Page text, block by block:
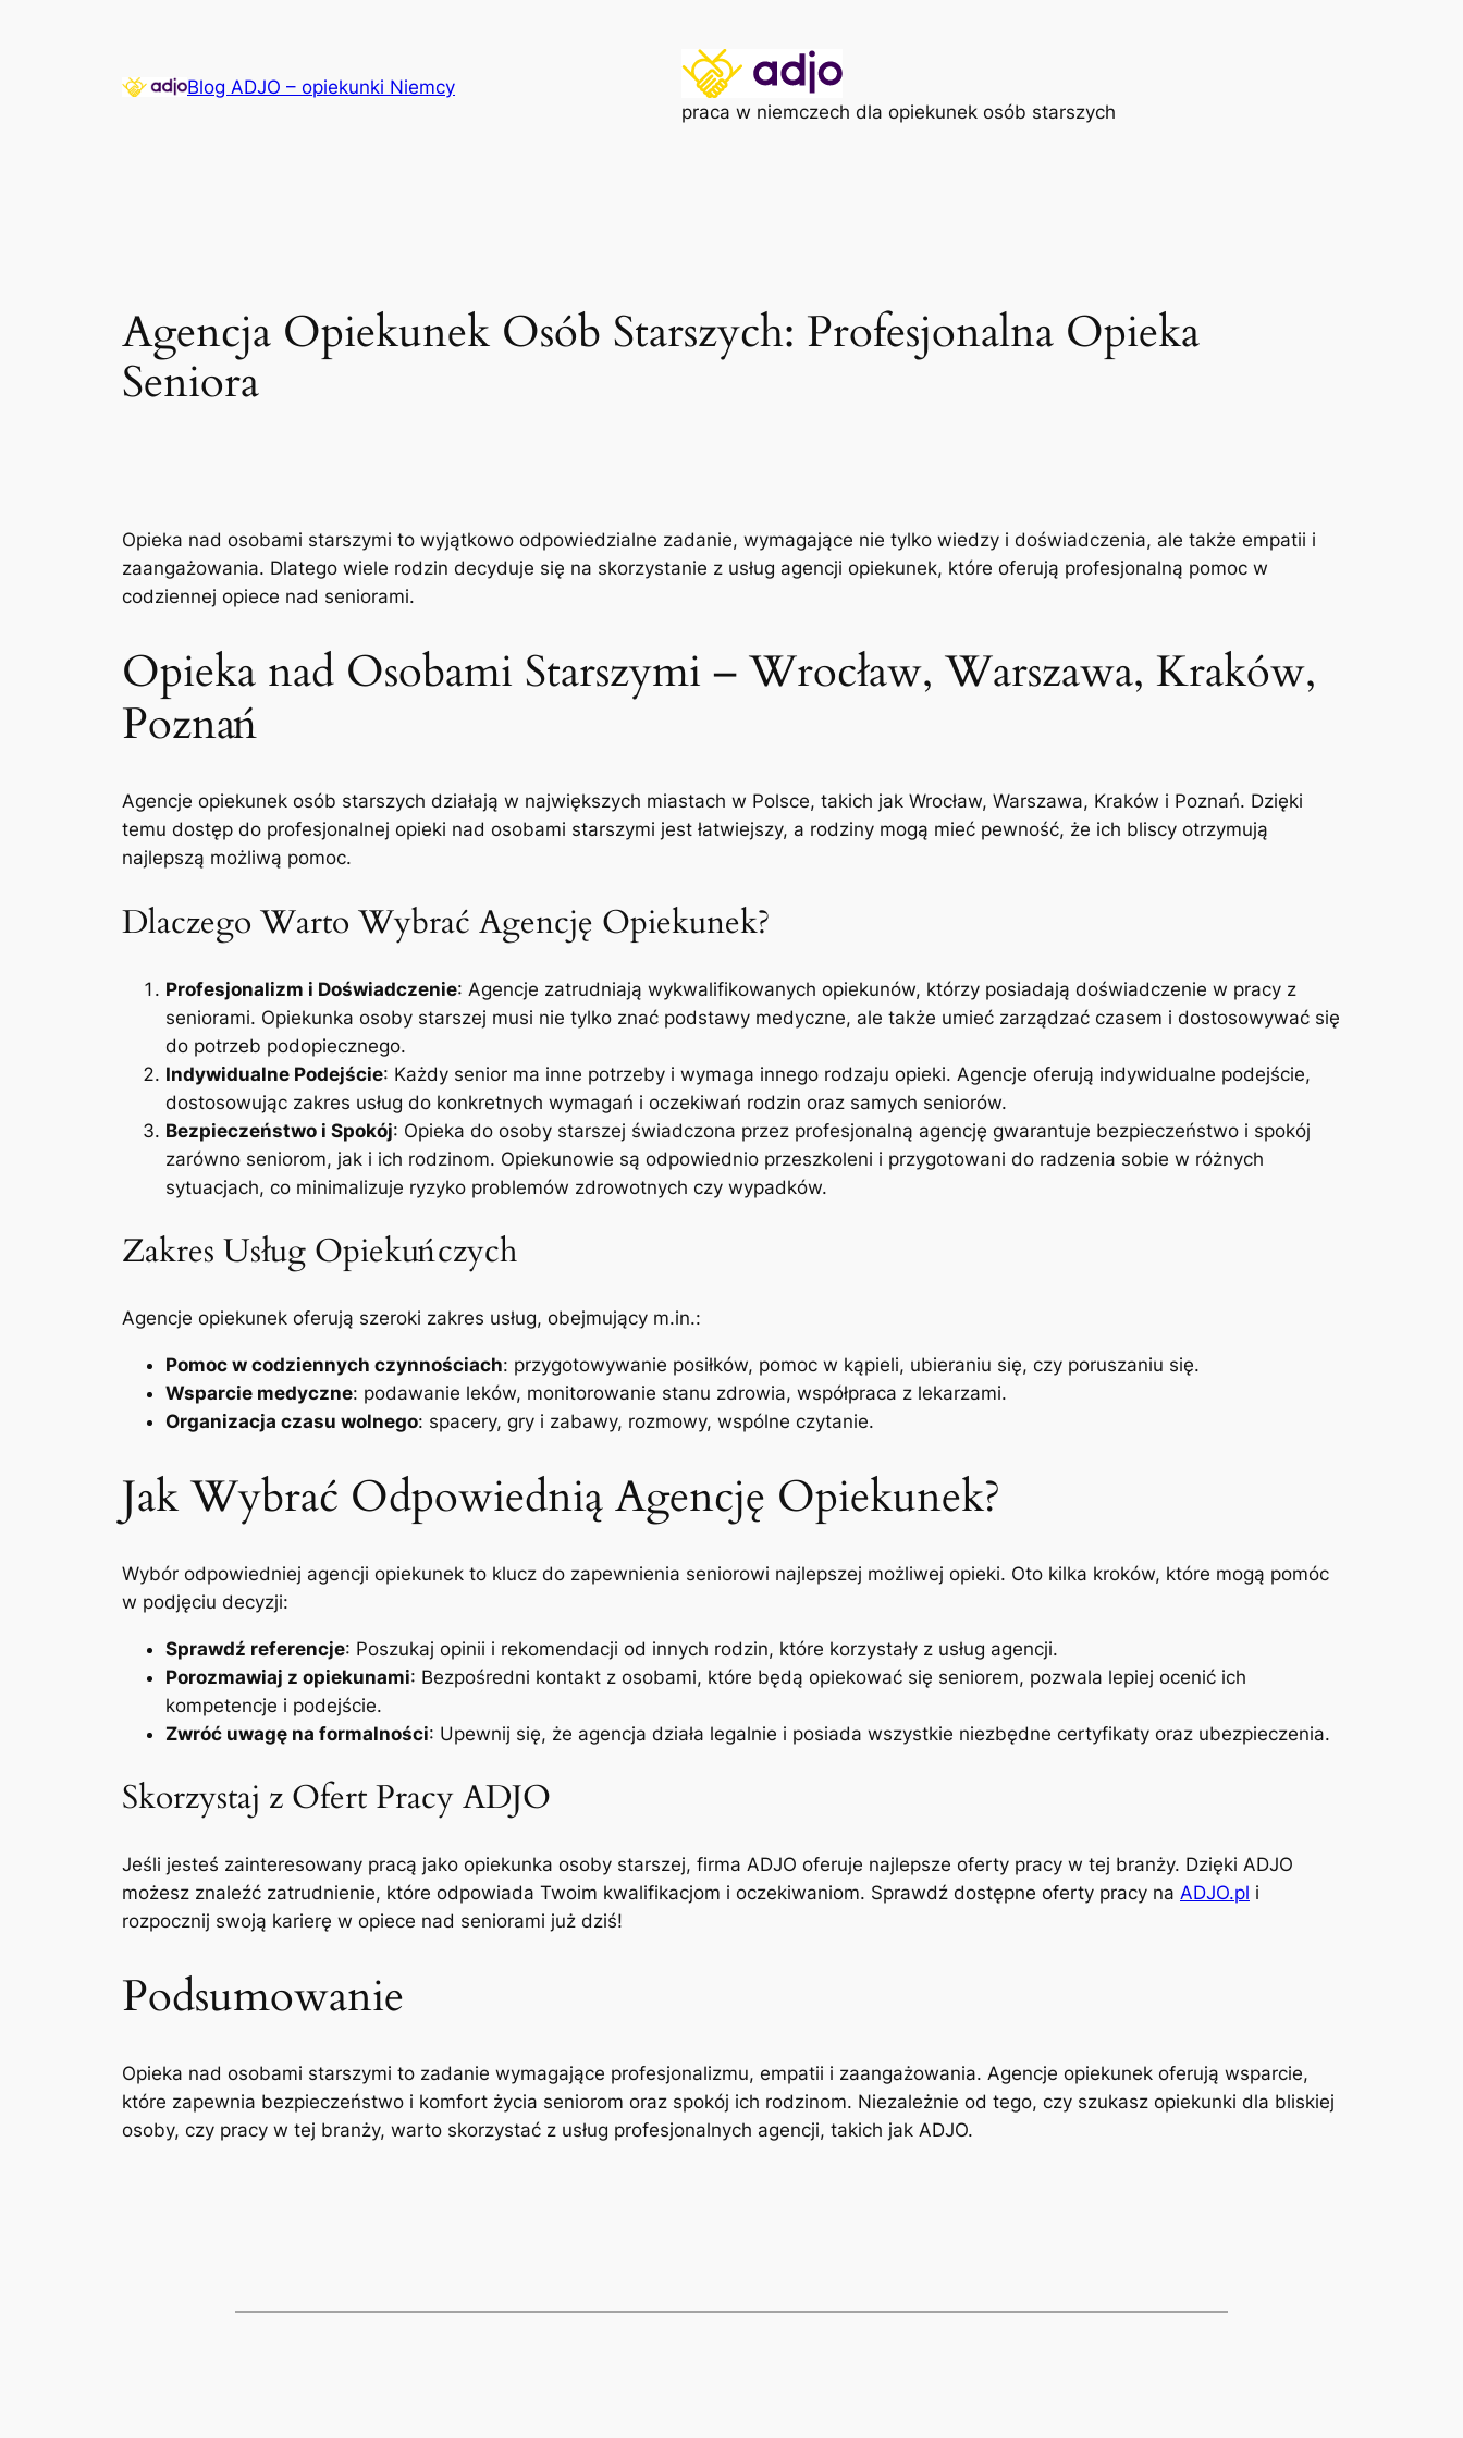
Blog ADJO – opiekunki Niemcy
praca w niemczech dla opiekunek osób starszych
Agencja Opiekunek Osób Starszych: Profesjonalna Opieka
Seniora
Opieka nad osobami starszymi to wyjątkowo odpowiedzialne zadanie, wymagające nie tylko wiedzy i doświadczenia, ale także empatii i
zaangażowania. Dlatego wiele rodzin decyduje się na skorzystanie z usług agencji opiekunek, które oferują profesjonalną pomoc w
codziennej opiece nad seniorami.
Opieka nad Osobami Starszymi – Wrocław, Warszawa, Kraków,
Poznań
Agencje opiekunek osób starszych działają w największych miastach w Polsce, takich jak Wrocław, Warszawa, Kraków i Poznań. Dzięki
temu dostęp do profesjonalnej opieki nad osobami starszymi jest łatwiejszy, a rodziny mogą mieć pewność, że ich bliscy otrzymują
najlepszą możliwą pomoc.
Dlaczego Warto Wybrać Agencję Opiekunek?
Profesjonalizm i Doświadczenie: Agencje zatrudniają wykwalifikowanych opiekunów, którzy posiadają doświadczenie w pracy z
seniorami. Opiekunka osoby starszej musi nie tylko znać podstawy medyczne, ale także umieć zarządzać czasem i dostosowywać się
do potrzeb podopiecznego.
Indywidualne Podejście: Każdy senior ma inne potrzeby i wymaga innego rodzaju opieki. Agencje oferują indywidualne podejście,
dostosowując zakres usług do konkretnych wymagań i oczekiwań rodzin oraz samych seniorów.
Bezpieczeństwo i Spokój: Opieka do osoby starszej świadczona przez profesjonalną agencję gwarantuje bezpieczeństwo i spokój
zarówno seniorom, jak i ich rodzinom. Opiekunowie są odpowiednio przeszkoleni i przygotowani do radzenia sobie w różnych
sytuacjach, co minimalizuje ryzyko problemów zdrowotnych czy wypadków.
Zakres Usług Opiekuńczych
Agencje opiekunek oferują szeroki zakres usług, obejmujący m.in.:
Pomoc w codziennych czynnościach: przygotowywanie posiłków, pomoc w kąpieli, ubieraniu się, czy poruszaniu się.
Wsparcie medyczne: podawanie leków, monitorowanie stanu zdrowia, współpraca z lekarzami.
Organizacja czasu wolnego: spacery, gry i zabawy, rozmowy, wspólne czytanie.
Jak Wybrać Odpowiednią Agencję Opiekunek?
Wybór odpowiedniej agencji opiekunek to klucz do zapewnienia seniorowi najlepszej możliwej opieki. Oto kilka kroków, które mogą pomóc
w podjęciu decyzji:
Sprawdź referencje: Poszukaj opinii i rekomendacji od innych rodzin, które korzystały z usług agencji.
Porozmawiaj z opiekunami: Bezpośredni kontakt z osobami, które będą opiekować się seniorem, pozwala lepiej ocenić ich
kompetencje i podejście.
Zwróć uwagę na formalności: Upewnij się, że agencja działa legalnie i posiada wszystkie niezbędne certyfikaty oraz ubezpieczenia.
Skorzystaj z Ofert Pracy ADJO
Jeśli jesteś zainteresowany pracą jako opiekunka osoby starszej, firma ADJO oferuje najlepsze oferty pracy w tej branży. Dzięki ADJO
możesz znaleźć zatrudnienie, które odpowiada Twoim kwalifikacjom i oczekiwaniom. Sprawdź dostępne oferty pracy na ADJO.pl i
rozpocznij swoją karierę w opiece nad seniorami już dziś!
Podsumowanie
Opieka nad osobami starszymi to zadanie wymagające profesjonalizmu, empatii i zaangażowania. Agencje opiekunek oferują wsparcie,
które zapewnia bezpieczeństwo i komfort życia seniorom oraz spokój ich rodzinom. Niezależnie od tego, czy szukasz opiekunki dla bliskiej
osoby, czy pracy w tej branży, warto skorzystać z usług profesjonalnych agencji, takich jak ADJO.